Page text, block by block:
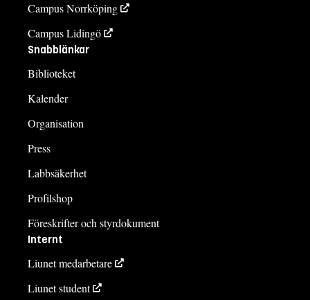
Campus Norrköping
Campus Lidingö
Snabblänkar
Biblioteket
Kalender
Organisation
Press
Labbsäkerhet
Profilshop
Föreskrifter och styrdokument
Internt
Liunet medarbetare
Liunet student